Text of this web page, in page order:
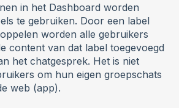
in het Dashboard worden
te gebruiken. Door een label
worden alle gebruikers
content van dat label toegevoegd
het chatgesprek. Het is niet
om hun eigen groepschats
web (app).